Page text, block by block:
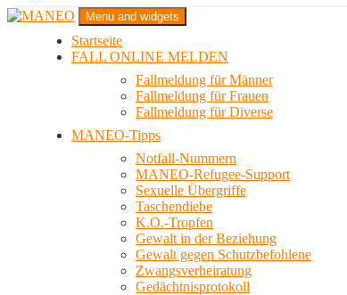
Zum
MANEO
Das schwule Anti-Gewalt-Projekt in Berlin
Menu and widgets
Startseite
FALL ONLINE MELDEN
Fallmeldung für Männer
Fallmeldung für Frauen
Fallmeldung für Diverse
MANEO-Tipps
Notfall-Nummern
MANEO-Refugee-Support
Sexuelle Übergriffe
Taschendiebe
K.O.-Tropfen
Gewalt in der Beziehung
Gewalt gegen Schutzbefohlene
Zwangsverheiratung
Gedächtnisprotokoll